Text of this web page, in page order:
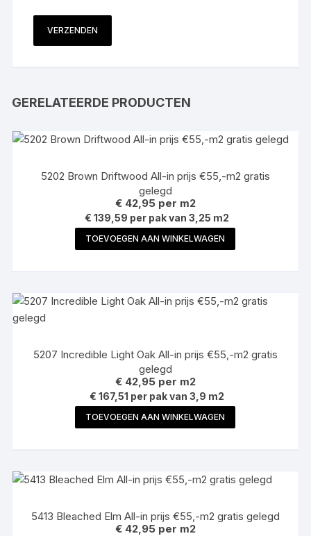
GERELATEERDE PRODUCTEN
5202 Brown Driftwood All-in prijs €55,-m2 gratis
gelegd
€42,95per m2
€ 139,59 per pak van 3,25 m2
TOEVOEGEN AAN WINKELWAGEN
5207 Incredible Light Oak All-in prijs €55,-m2 gratis
gelegd
€42,95per m2
€ 167,51 per pak van 3,9 m2
TOEVOEGEN AAN WINKELWAGEN
5413 Bleached Elm All-in prijs €55,-m2 gratis gelegd
€42,95per m2